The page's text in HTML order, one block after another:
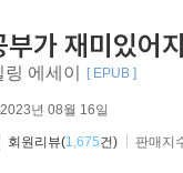
부가 재미있어
에세이
[ EPUB ]
2023년 08월 16일
회원리뷰(1,675건) 판매지